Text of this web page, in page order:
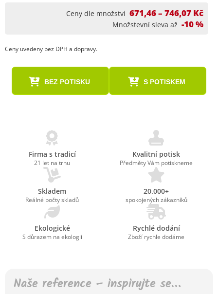
Ceny dle množství 671,46 – 746,07 Kč
Množstevní sleva až -10 %
Ceny uvedeny bez DPH a dopravy.
BEZ POTISKU S POTISKEM
Firma s tradicí
21 let na trhu
Kvalitní potisk
Předměty Vám potiskneme
Skladem
Reálné počty skladů
20.000+
spokojených zákazníků
Ekologické
S důrazem na ekologii
Rychlé dodání
Zboží rychle dodáme
Naše reference – inspirujte se…